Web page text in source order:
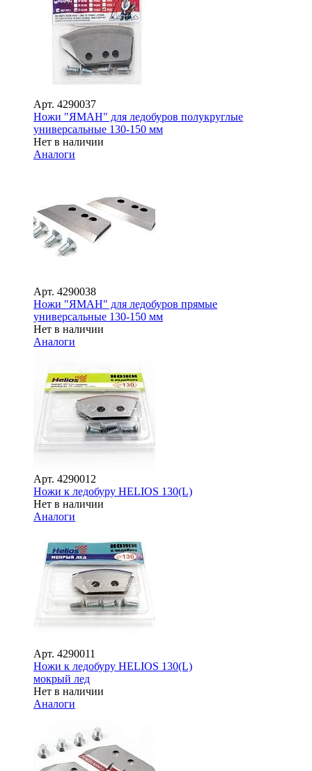
Арт. 4290037
Ножи "ЯМАН" для ледобуров полукруглые
универсальные 130-150 мм
Нет в наличии
Аналоги
Арт. 4290038
Ножи "ЯМАН" для ледобуров прямые
универсальные 130-150 мм
Нет в наличии
Аналоги
Арт. 4290012
Ножи к ледобуру HELIOS 130(L)
Нет в наличии
Аналоги
Арт. 4290011
Ножи к ледобуру HELIOS 130(L)
мокрый лед
Нет в наличии
Аналоги